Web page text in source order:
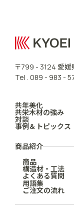
〒799 - 3124 愛媛
Tel . 089 - 983 -
共年美化
共栄木材の強み
対談
事例＆トピックス
商品紹介
商品
構造材・工法
よくある質問
用語集
ご注文の流れ